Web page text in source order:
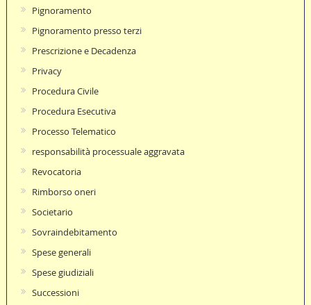
Pignoramento
Pignoramento presso terzi
Prescrizione e Decadenza
Privacy
Procedura Civile
Procedura Esecutiva
Processo Telematico
responsabilità processuale aggravata
Revocatoria
Rimborso oneri
Societario
Sovraindebitamento
Spese generali
Spese giudiziali
Successioni